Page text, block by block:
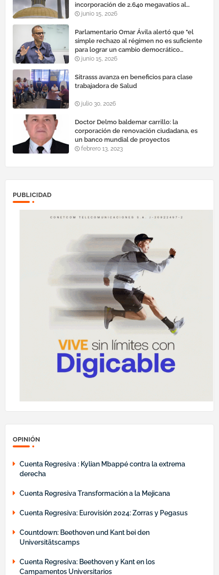
incorporación de 2.640 megavatios al
sistema eléctrico nacional
junio 15, 2026
Parlamentario Omar Ávila alertó que "el
simple rechazo al régimen no es suficiente
para lograr un cambio democrático
efectivo"
junio 15, 2026
Sitrasss avanza en beneficios para clase
trabajadora de Salud
julio 30, 2026
Doctor Delmo baldemar carrillo: la
corporación de renovación ciudadana, es
un banco mundial de proyectos
febrero 13, 2023
PUBLICIDAD
OPINIÓN
Cuenta Regresiva : Kylian Mbappé contra la extrema
derecha
Cuenta Regresiva Transformación a la Mejicana
Cuenta Regresiva: Eurovisión 2024: Zorras y Pegasus
Countdown: Beethoven und Kant bei den
Universitätscamps
Cuenta Regresiva: Beethoven y Kant en los
Campamentos Universitarios